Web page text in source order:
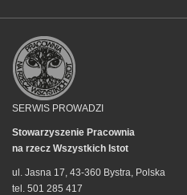
SERWIS PROWADZI
Stowarzyszenie Pracownia
na rzecz Wszystkich Istot
ul. Jasna 17, 43-360 Bystra, Polska
tel. 501 285 417